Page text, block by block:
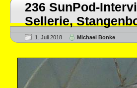
236 SunPod-
Sellerie,
1. Juli 2018 Michael Bonke